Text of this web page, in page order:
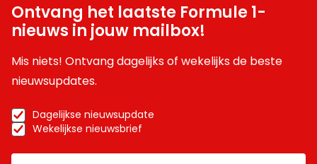
Ontvang het laatste Formule 1-
nieuws in jouw mailbox!
Mis niets! Ontvang dagelijks of wekelijks de beste
nieuwsupdates.
Dagelijkse nieuwsupdate
Wekelijkse nieuwsbrief